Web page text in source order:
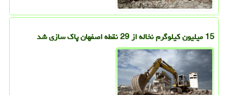
15 میلیون کیلوگرم نخاله از 29 نقطه اصفهان پاک سازی شد